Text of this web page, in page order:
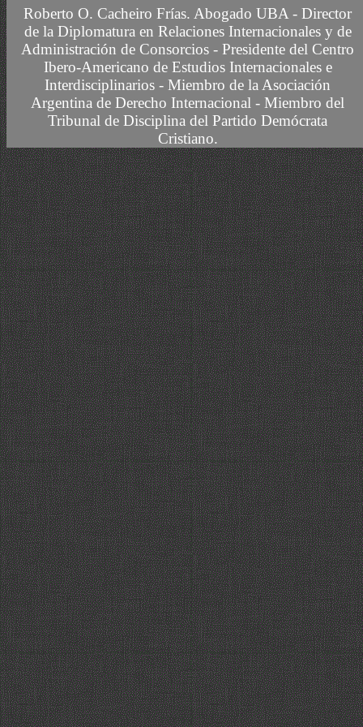
Roberto O. Cacheiro Frías. Abogado UBA - Director
de la Diplomatura en Relaciones Internacionales y de
Administración de Consorcios - Presidente del Centro
Ibero-Americano de Estudios Internacionales e
Interdisciplinarios - Miembro de la Asociación
Argentina de Derecho Internacional - Miembro del
Tribunal de Disciplina del Partido Demócrata
Cristiano.